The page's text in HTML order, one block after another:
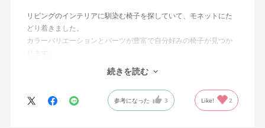
リビングのインテリアに馴染む椅子を探していて、モネットにた
どり着きました。
カラーバリエーションとパーツが豊富で自分好みの椅子が見つか
オフィスチェアにしては比較的コンパクトで家に置くのに最適で
した、座り心地も良く大変気に入っています。
今回どうしても欲しい色の組み合わせがあったので固定肘の物を
購入しましたが、欲を言えば稼働肘バージョンもバイカラーなど
続きを読む
参考になった 3 Like! 2